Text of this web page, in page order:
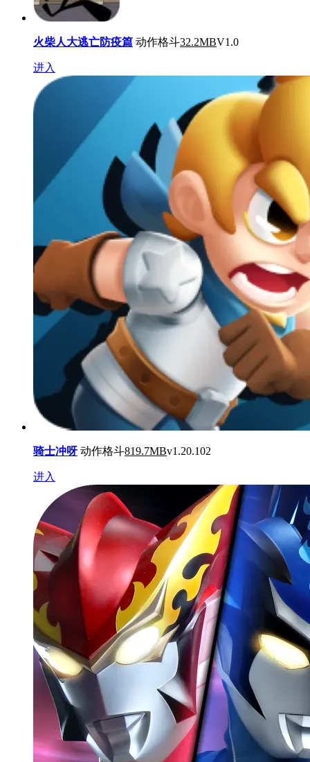
火柴人大逃亡防疫篇 动作格斗32.2MBV1.0
进入
骑士冲呀 动作格斗819.7MBv1.20.102
进入